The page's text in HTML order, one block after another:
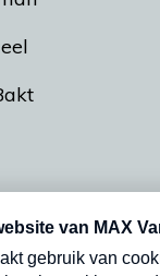
vrijdag- en